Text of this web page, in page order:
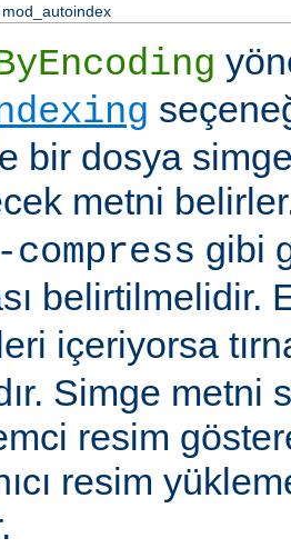
mod_autoindex
bir dosya
metni
compress gibi
belirtilmelidir.
içeriyorsa
Simge metni
resim
resim